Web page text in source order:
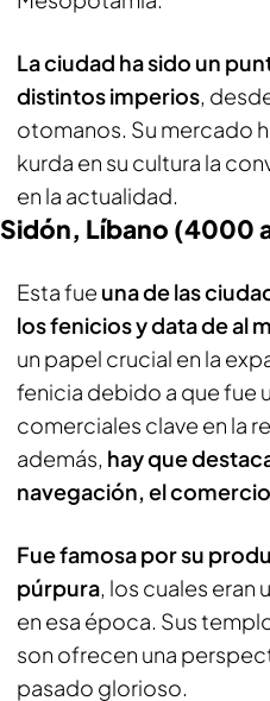
La ciudad ha sido un
distintos imperios,
otomanos. Su mercado
kurda en su cultura la
en la actualidad.
Sidón, Líbano (4000
Esta fue una de las
los fenicios y data de al
un papel crucial en la
fenicia debido a que fue
comerciales clave en la
además, hay que
navegación, el
Fue famosa por su
púrpura, los cuales eran
en esa época. Sus
son ofrecen una
pasado glorioso.